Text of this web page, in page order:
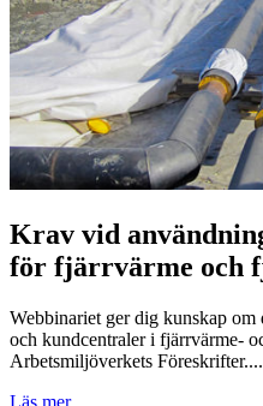
Krav vid
för fjärrvärme och
Webbinariet ger dig kunskap
och kundcentraler i fjärrvärme-
Arbetsmiljöverkets Föreskrifter....
Läs mer